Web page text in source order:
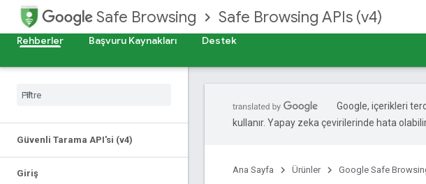
Safe Browsing Safe Browsing APIs (v4)
Rehberler
Başvuru Kaynakları Destek
Güvenli Tarama API'si (v4)
Giriş
Google, içerikleri
kullanır. Yapay zeka çevirilerinde hata
Ana Sayfa Ürünler Google Safe